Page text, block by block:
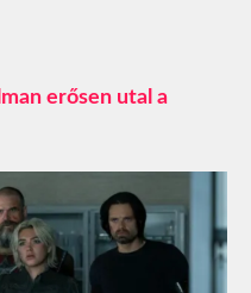
erősen utal a